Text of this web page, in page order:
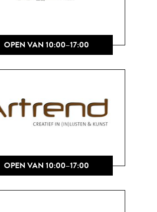
OPEN VAN 10:00–17:00
OPEN VAN 10:00–17:00